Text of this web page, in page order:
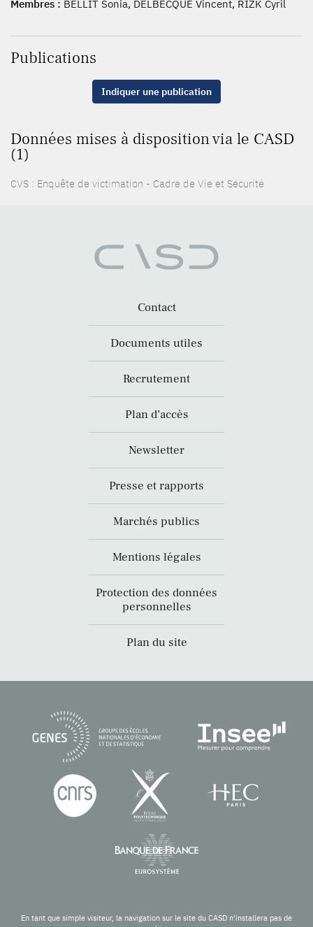
Membres : BELLIT Sonia, DELBECQUE Vincent, RIZK Cyril
Publications
Indiquer une publication
Données mises à disposition via le CASD
(1)
CVS : Enquête de victimation - Cadre de Vie et Sécurité
Contact
Documents utiles
Recrutement
Plan d’accès
Newsletter
Presse et rapports
Marchés publics
Mentions légales
Protection des données
personnelles
Plan du site
En tant que simple visiteur, la navigation sur le site du CASD n'installera pas de